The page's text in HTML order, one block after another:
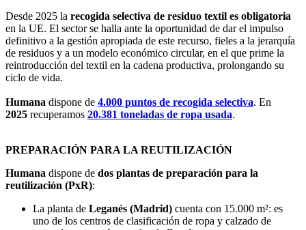
Desde 2025 la recogida selectiva de residuo textil es obligatoria
en la UE. El sector se halla ante la oportunidad de dar el impulso
definitivo a la gestión apropiada de este recurso, fieles a la jerarquía
de residuos y a un modelo económico circular, en el que prime la
reintroducción del textil en la cadena productiva, prolongando su
ciclo de vida.
Humana dispone de 4.000 puntos de recogida selectiva. En
2025 recuperamos 20.381 toneladas de ropa usada.
PREPARACIÓN PARA LA REUTILIZACIÓN
Humana dispone de dos plantas de preparación para la
reutilización (PxR):
La planta de Leganés (Madrid) cuenta con 15.000 m²: es
uno de los centros de clasificación de ropa y calzado de